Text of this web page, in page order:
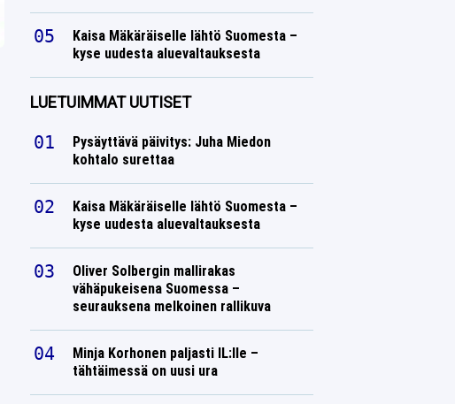
Kaisa Mäkäräiselle lähtö Suomesta –
kyse uudesta aluevaltauksesta
LUETUIMMAT UUTISET
Pysäyttävä päivitys: Juha Miedon
kohtalo surettaa
Kaisa Mäkäräiselle lähtö Suomesta –
kyse uudesta aluevaltauksesta
Oliver Solbergin mallirakas
vähäpukeisena Suomessa –
seurauksena melkoinen rallikuva
Minja Korhonen paljasti IL:lle –
tähtäimessä on uusi ura